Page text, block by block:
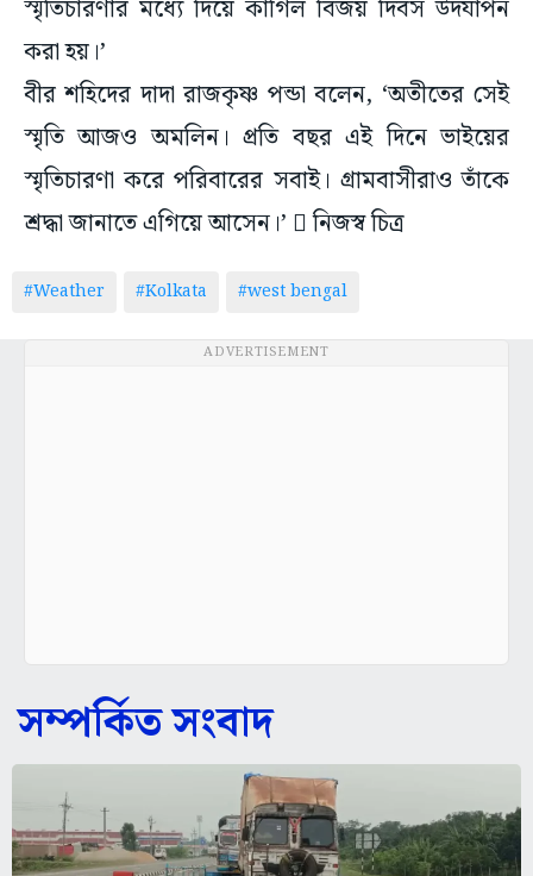
স্মৃতিচারণার মধ্যে দিয়ে কার্গিল বিজয় দিবস উদযাপন
করা হয়।’
বীর শহিদের দাদা রাজকৃষ্ণ পন্ডা বলেন, ‘অতীতের সেই
স্মৃতি আজও অমলিন। প্রতি বছর এই দিনে ভাইয়ের
স্মৃতিচারণা করে পরিবারের সবাই। গ্রামবাসীরাও তাঁকে
শ্রদ্ধা জানাতে এগিয়ে আসেন।’  নিজস্ব চিত্র
#Weather #Kolkata #west bengal
ADVERTISEMENT
সম্পর্কিত সংবাদ